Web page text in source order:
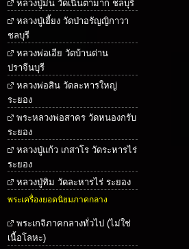
หลวงปู่ม่น วัดเนินตามาก ชลบุรี
หลวงปู่เฮี้ยง วัดป่าอรัญญิกาวา
ชลบุรี
หลวงพ่อเอีย วัดบ้านด่าน
ปราจีนบุรี
หลวงพ่อสิน วัดละหารใหญ่
ระยอง
พระหลวงพ่อสาคร วัดหนองกรับ
ระยอง
หลวงปู่แก้ว เกสาโร วัดระหารไร่
ระยอง
หลวงปู่ทิม วัดละหารไร่ ระยอง
พระเครื่องยอดนิยมภาคกลาง
พระเกจิภาคกลางทั่วไป (ไม่ใช่
เนื้อโลหะ)